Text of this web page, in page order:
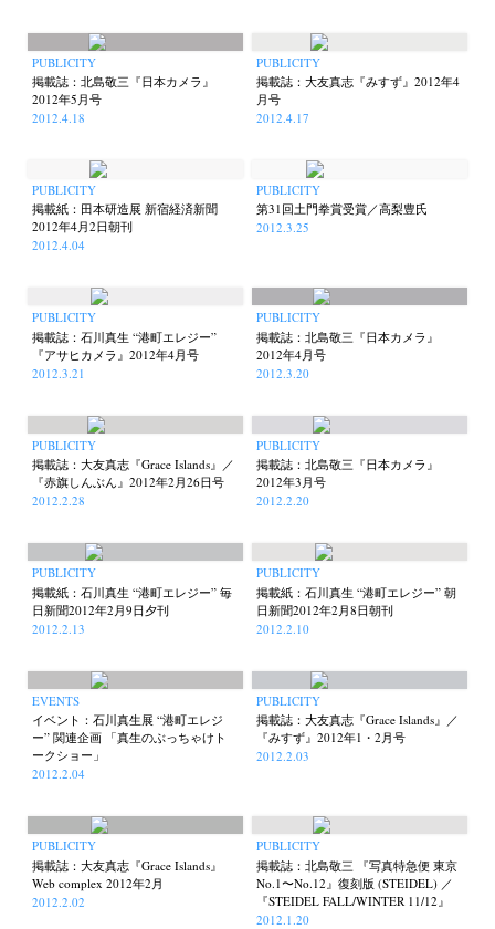
PUBLICITY
掲載誌：北島敬三『日本カメラ』
2012年5月号
2012.4.18
PUBLICITY
掲載誌：大友真志『みすず』2012年4
月号
2012.4.17
PUBLICITY
掲載紙：田本研造展 新宿経済新聞
2012年4月2日朝刊
2012.4.04
PUBLICITY
第31回土門拳賞受賞／高梨豊氏
2012.3.25
PUBLICITY
掲載誌：石川真生 “港町エレジー”
『アサヒカメラ』2012年4月号
2012.3.21
PUBLICITY
掲載誌：北島敬三『日本カメラ』
2012年4月号
2012.3.20
PUBLICITY
掲載誌：大友真志『Grace Islands』／
『赤旗しんぶん』2012年2月26日号
2012.2.28
PUBLICITY
掲載誌：北島敬三『日本カメラ』
2012年3月号
2012.2.20
PUBLICITY
掲載紙：石川真生 “港町エレジー” 毎
日新聞2012年2月9日夕刊
2012.2.13
PUBLICITY
掲載紙：石川真生 “港町エレジー” 朝
日新聞2012年2月8日朝刊
2012.2.10
EVENTS
イベント：石川真生展 “港町エレジ
ー” 関連企画 「真生のぶっちゃけト
ークショー」
2012.2.04
PUBLICITY
掲載誌：大友真志『Grace Islands』／
『みすず』2012年1・2月号
2012.2.03
PUBLICITY
掲載誌：大友真志『Grace Islands』
Web complex 2012年2月
2012.2.02
PUBLICITY
掲載誌：北島敬三 『写真特急便 東京
No.1〜No.12』復刻版 (STEIDEL) ／
『STEIDEL FALL/WINTER 11/12』
2012.1.20